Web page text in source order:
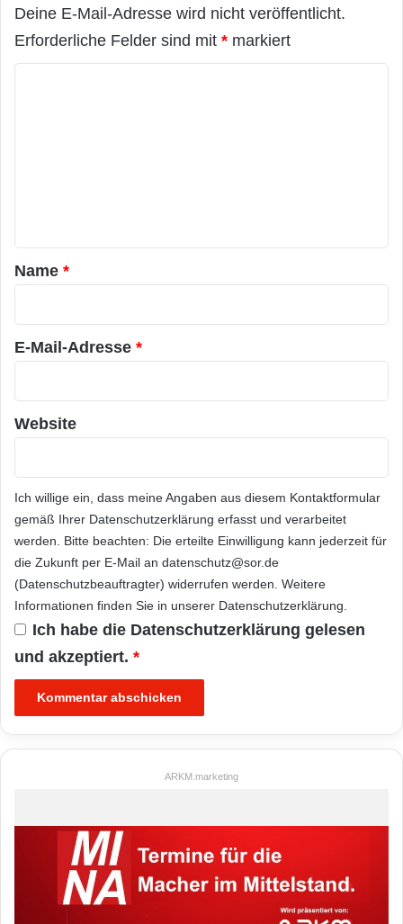
Deine E-Mail-Adresse wird nicht veröffentlicht.
Erforderliche Felder sind mit * markiert
a
r
*
Name *
E-Mail-Adresse *
Website
Ich willige ein, dass meine Angaben aus diesem Kontaktformular
gemäß Ihrer Datenschutzerklärung erfasst und verarbeitet
werden. Bitte beachten: Die erteilte Einwilligung kann jederzeit für
die Zukunft per E-Mail an datenschutz@sor.de
(Datenschutzbeauftragter) widerrufen werden. Weitere
Informationen finden Sie in unserer Datenschutzerklärung
Ich habe die Datenschutzerklärung gelesen
und akzeptiert. *
ARKM.marketing